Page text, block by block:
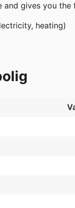
and gives you the
heating)
living community,
the possibility of